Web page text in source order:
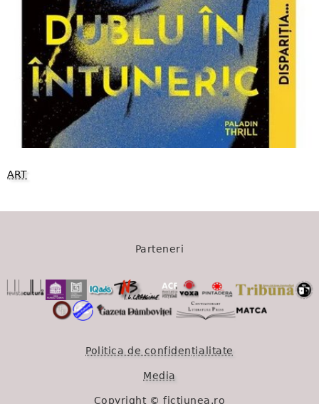
ART
Parteneri
Politica de confidențialitate
Media
Copyright © fictiunea.ro